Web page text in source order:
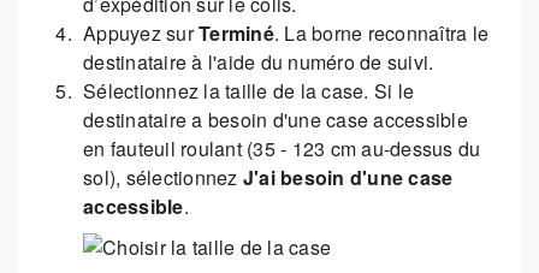
Appuyez surTerminé. La borne reconnaîtra le
destinataire à l'aide du numéro de suivi.
Sélectionnez la taille de la case. Si le
destinataire a besoin d'une case accessible
en fauteuil roulant (35 - 123 cm au-dessus du
sol), sélectionnez J'ai besoin d'une case
accessible.